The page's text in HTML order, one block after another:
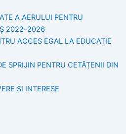
A AERULUI PENTRU
2022-2026
ACCES EGAL LA EDUCAȚIE
SPRIJIN PENTRU CETĂȚENII DIN
ȘI INTERESE